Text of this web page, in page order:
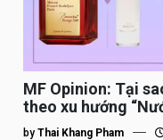
MF Opinion: Tại
theo xu hướng
by Thai Khang Pham